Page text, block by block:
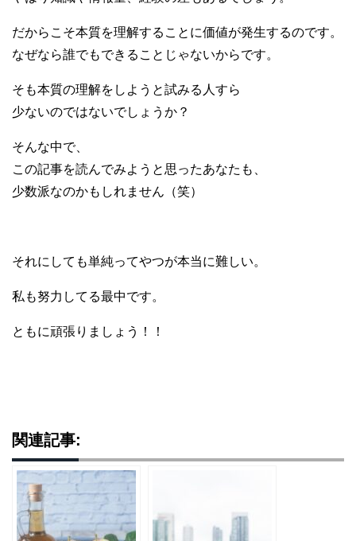
だからこそ本質を理解することに価値が発生するのです。
なぜなら誰でもできることじゃないからです。
そも本質の理解をしようと試みる人すら
少ないのではないでしょうか？
そんな中で、
この記事を読んでみようと思ったあなたも、
少数派なのかもしれません（笑）
それにしても単純ってやつが本当に難しい。
私も努力してる最中です。
ともに頑張りましょう！！
関連記事: